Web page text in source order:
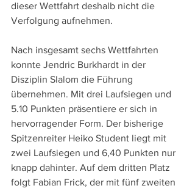
dieser Wettfahrt deshalb nicht die
Verfolgung aufnehmen.
Nach insgesamt sechs Wettfahrten
konnte Jendric Burkhardt in der
Disziplin Slalom die Führung
übernehmen. Mit drei Laufsiegen und
5.10 Punkten präsentiere er sich in
hervorragender Form. Der bisherige
Spitzenreiter Heiko Student liegt mit
zwei Laufsiegen und 6,40 Punkten nur
knapp dahinter. Auf dem dritten Platz
folgt Fabian Frick, der mit fünf zweiten